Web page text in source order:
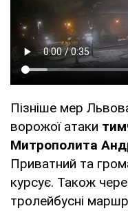
Пізніше мер
ворожої атаки
Митрополита
Приватний та
курсує. Також
тролейбусні